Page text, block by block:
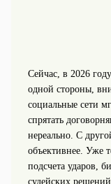
Сейчас, в 2026
одной стороны,
социальные сети
спрятать
нереально. С
объективнее. Уже
подсчета ударов,
судейских